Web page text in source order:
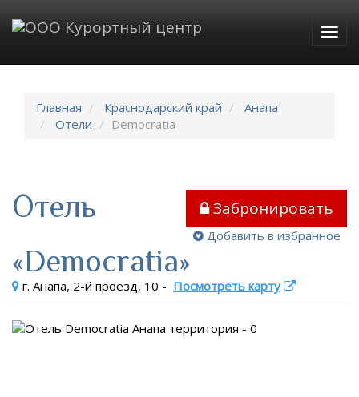
Главная Краснодарский край
Анапа
Отели
Democratia
Забронировать
Добавить в избранное
Отель
«Democratia»
г. Анапа, 2-й проезд, 10 - Посмотреть карту